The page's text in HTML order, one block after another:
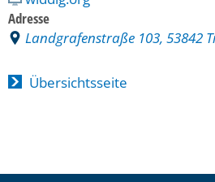
Adresse
Landgrafenstraße 103, 53842
Übersichtsseite